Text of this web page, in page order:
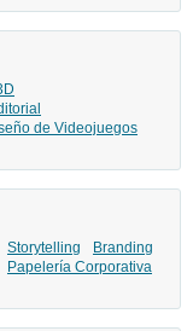
de Videojuegos
Storytelling
Branding
Papelería Corporativa